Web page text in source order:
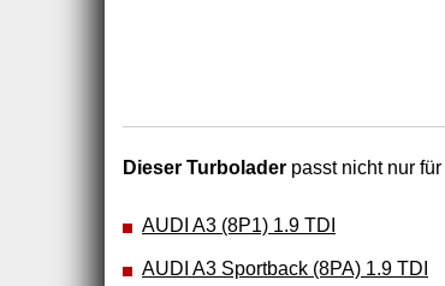
Dieser Turbolader passt nicht nur für
AUDI A3 (8P1) 1.9 TDI
AUDI A3 Sportback (8PA) 1.9 TDI